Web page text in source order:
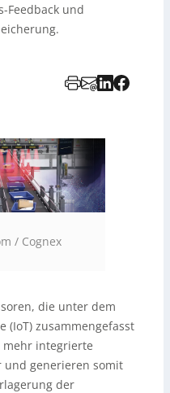
Feedback und
/ Cognex
die unter dem
(IoT) zusammengefasst
integrierte
und generieren somit
der